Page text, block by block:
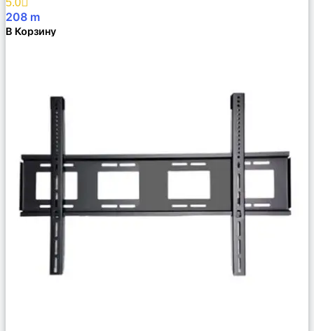
5.0
208 m
В Корзину